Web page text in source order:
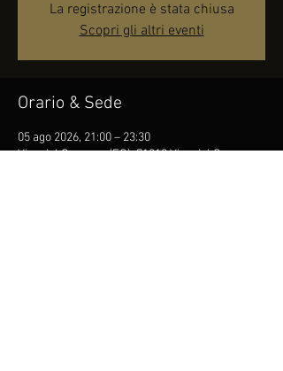
La registrazione è stata chiusa
Scopri gli altri eventi
Orario & Sede
05 ago 2026, 21:00 – 23:30
Vico del Gargano (FG), 71018 Vico del Gargano